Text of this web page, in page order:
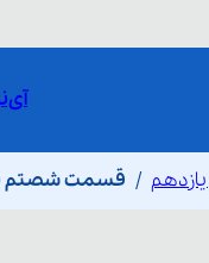
قسمت شصتم